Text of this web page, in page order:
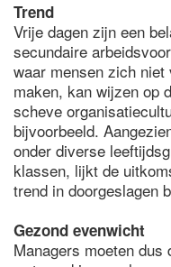
Trend
Vrije dagen zijn een
secundaire
waar mensen zich
maken, kan wijzen op
scheve
bijvoorbeeld.
onder diverse
klassen, lijkt de
trend in doorgeslagen
Gezond evenwicht
Managers moeten